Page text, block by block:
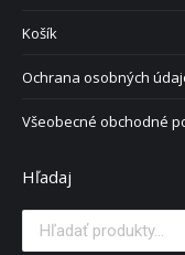
Košík
Ochrana osobných
Všeobecné obchodné
Hľadaj